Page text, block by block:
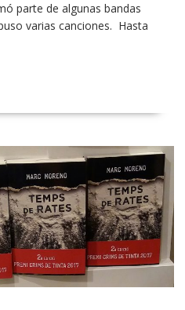
parte de algunas bandas
varias canciones. Hasta